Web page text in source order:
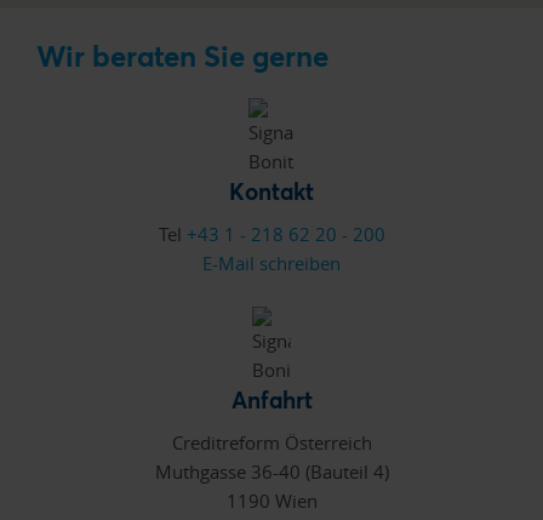
Wir beraten Sie gerne
Kontakt
Tel +43 1 - 218 62 20 - 200
E-Mail schreiben
Anfahrt
Creditreform Österreich
Muthgasse 36-40 (Bauteil 4)
1190 Wien